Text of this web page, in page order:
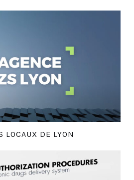
LOCAUX DE LYON